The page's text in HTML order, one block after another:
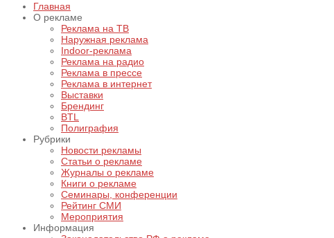
Главная
О рекламе
Реклама на ТВ
Наружная реклама
Indoor-реклама
Реклама на радио
Реклама в прессе
Реклама в интернет
Выставки
Брендинг
BTL
Полиграфия
Рубрики
Новости рекламы
Статьи о рекламе
Журналы о рекламе
Книги о рекламе
Семинары, конференции
Рейтинг СМИ
Мероприятия
Информация